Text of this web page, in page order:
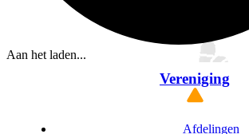
Aan het laden...
Vereniging
Afdelingen